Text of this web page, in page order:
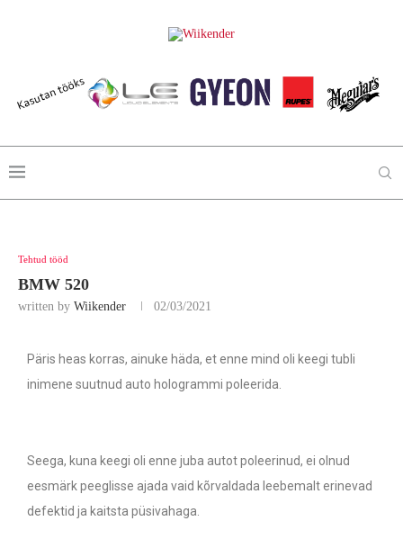
Tehtud tööd
BMW 520
written by Wiikender 02/03/2021
Päris heas korras, ainuke häda, et enne mind oli keegi tubli
inimene suutnud auto hologrammi poleerida.
Seega, kuna keegi oli enne juba autot poleerinud, ei olnud
eesmärk peeglisse ajada vaid kõrvaldada leebemalt erinevad
defektid ja kaitsta püsivahaga.